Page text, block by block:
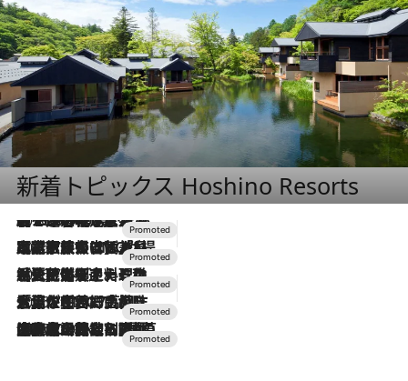
新着トピックス Hoshino Resorts
2026.8.7
【トンボの足水浴】ヒノキの香りに包まれて涼感マックス！約13℃の湧水かけ流しを避暑地「星野温泉 トンボの湯」で体験
2026.7.31
【ホテル帰省】という選択肢をOMOが提案。家族とほどよい距離を保つには「昼は実家、夜は気兼ねなくホテルで！」
2026.7.24
【夏限定ディナーコース】旬を迎える稚鮎や花ズッキーニなどをイタリア・トスカーナの郷土料理の手法で満喫！
2026.7.17
「土佐和ハーブかき氷」がOMO7高知に登場！生姜、山椒、大葉など目にも舌にも涼を呼ぶ郷土の味
2026.7.10
NEW OPEN！【界 草津】名湯の地に誕生。趣の異なる2種の温泉と上州ならではの会席・蕎麦割烹など美食を味わう究極の癒やし旅